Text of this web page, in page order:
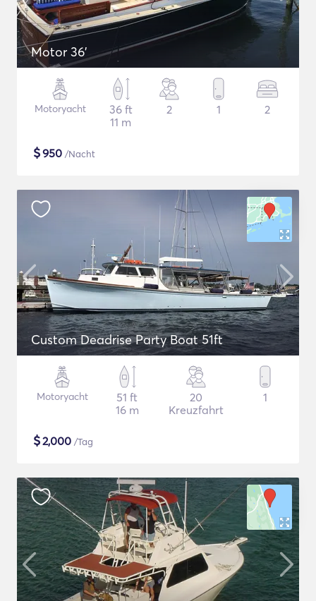
Motor 36'
Motoryacht
36 ft
11 m
2 1 2
$950 /Nacht
Custom Deadrise Party Boat 51ft
Motoryacht
51 ft
16 m
20
Kreuzfahrt
1
$2,000 /Tag